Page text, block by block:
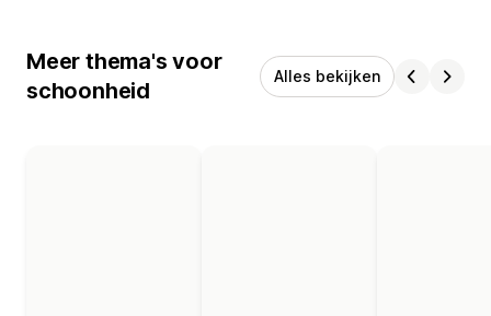
Meer thema's voor
schoonheid
Alles bekijken